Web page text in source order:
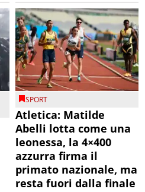
SPORT
Atletica: Matilde
Abelli lotta come una
leonessa, la 4×400
azzurra firma il
primato nazionale, ma
resta fuori dalla finale